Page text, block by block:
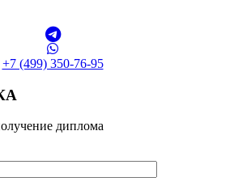
+7 (499) 350-76-95
диплома